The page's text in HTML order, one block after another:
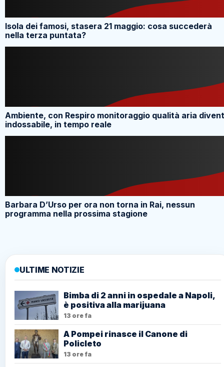
Isola dei famosi, stasera 21 maggio: cosa succederà
nella terza puntata?
Ambiente, con Respiro monitoraggio qualità aria
indossabile, in tempo reale
Barbara D’Urso per ora non torna in Rai, nessun
programma nella prossima stagione
ULTIME NOTIZIE
Bimba di 2 anni in ospedale a Napoli,
è positiva alla marijuana
13 ore fa
A Pompei rinasce il Canone di
Policleto
13 ore fa